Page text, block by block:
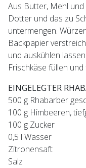
Aus Butter, Mehl
Dotter und das zu
untermengen.
Backpapier
und auskühlen
Frischkäse füllen
EINGELEGTER
500 g Rhabarber
100 g Himbeeren,
100 g Zucker
0,5 l Wasser
Zitronensaft
Salz